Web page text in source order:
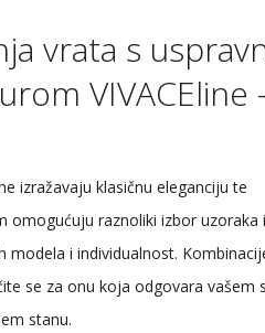
vrata s
VIVACEline
izražavaju klasičnu eleganciju te
omogućuju raznoliki izbor uzoraka i
modela i individualnost.
se za onu koja odgovara vašem
stanu.